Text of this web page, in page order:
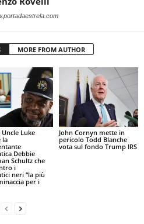
MORE FROM AUTHOR
Luke
la
Debbie
Schultz che
i
neri “la più
per i
John Cornyn mette in
pericolo Todd Blanche
vota sul fondo Trump IRS